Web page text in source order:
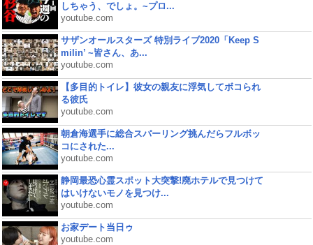
しちゃう、でしょ。~プロ...
youtube.com
サザンオールスターズ 特別ライブ2020「Keep S
milin’ ~皆さん、あ...
youtube.com
【多目的トイレ】彼女の親友に浮気してボコられ
る彼氏
youtube.com
朝倉海選手に総合スパーリング挑んだらフルボッ
コにされた...
youtube.com
静岡最恐心霊スポット大突撃!廃ホテルで見つけて
はいけないモノを見つけ...
youtube.com
お家デート当日ゥ
youtube.com